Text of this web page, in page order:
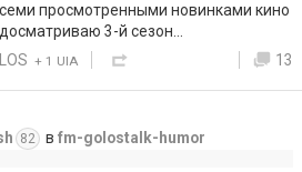
просмотренными новинками кино
3-й сезон…
+1 UIA 13
82 в fm-golostalk-humor